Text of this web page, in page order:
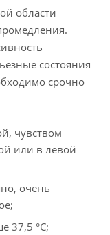
области
состояния
срочно
чувством
или в левой
очень
37,5 °C;